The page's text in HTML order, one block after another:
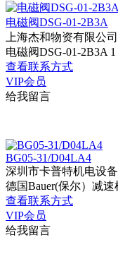
电磁阀DSG-01-2B3A
上海杰和物资有限公司
电磁阀DSG-01-2B3A
查看联系方式
VIP会员
给我留言
BG05-31/D04LA4
深圳市卡普特机电设
德国Bauer(保尔）减
查看联系方式
VIP会员
给我留言